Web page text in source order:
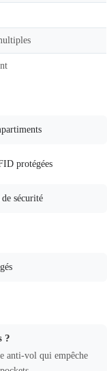
protégées
sécurité
?
anti-vol qui empêche